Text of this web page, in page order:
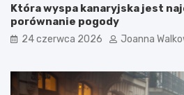
Która wyspa kanaryjska jest
porównanie pogody
24 czerwca 2026 Joanna